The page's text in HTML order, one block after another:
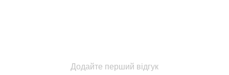
Додайте перший відгук